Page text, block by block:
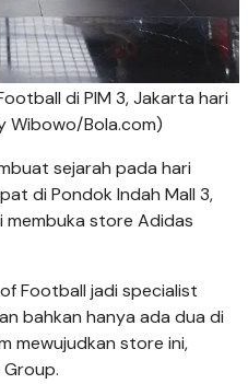
di PIM 3, Jakarta hari
Wibowo/Bola.com)
sejarah pada hari
di Pondok Indah Mall 3,
membuka store Adidas
Football jadi specialist
bahkan hanya ada dua di
mewujudkan store ini,